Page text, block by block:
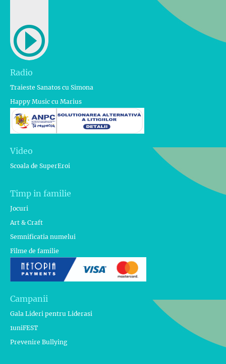
Radio
Traieste Sanatos cu Simona
Happy Music cu Marius
Video
Scoala de SuperEroi
Timp in familie
Jocuri
Art & Craft
Semnificatia numelui
Filme de familie
Campanii
Gala Lideri pentru Liderasi
1uniFEST
Prevenire Bullying